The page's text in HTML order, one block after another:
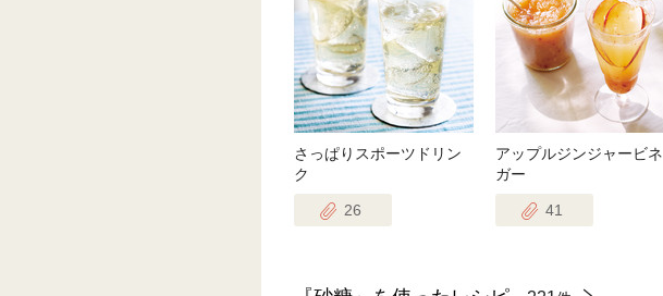
さっぱりスポーツドリン
ク
26
アップルジンジャービネ
ガー
41